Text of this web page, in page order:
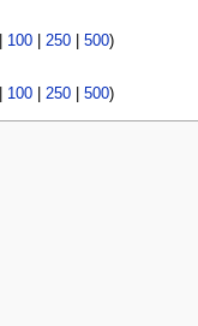
100| 250| 500)
100| 250| 500)